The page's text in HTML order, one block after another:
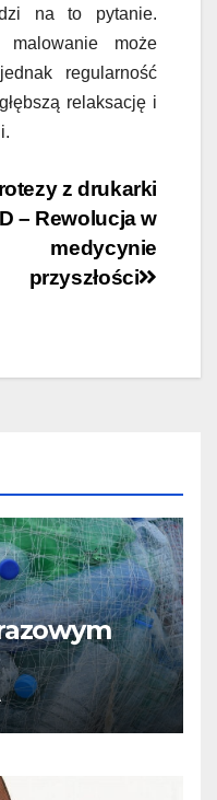
na to pytanie.
malowanie może
regularność
relaksację i
z drukarki
– Rewolucja w
medycynie
przyszłości